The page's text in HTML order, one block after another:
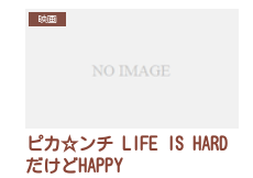
いている。
映画
ピカ☆ンチ LIFE IS HARD
だけどHAPPY